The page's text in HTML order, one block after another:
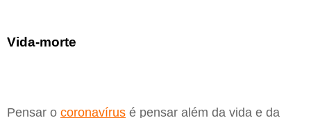
Vida-morte
Pensar o coronavírus é pensar além da vida e da